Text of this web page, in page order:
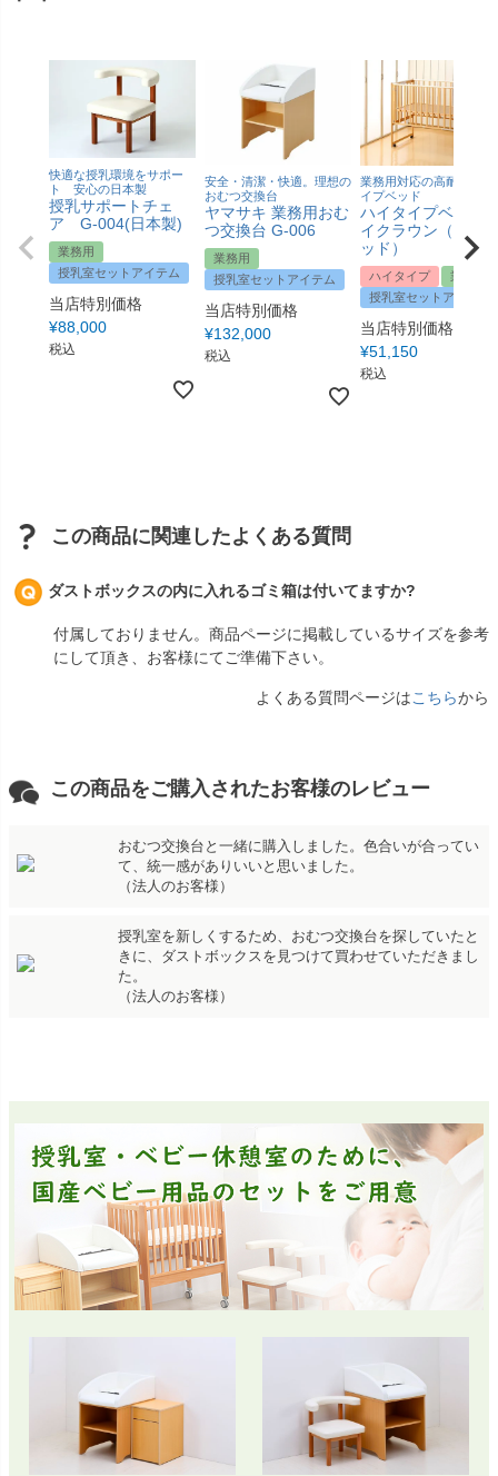
快適な授乳環境をサポー
ト 安心の日本製
授乳サポートチェ
ア G-004(日本製)
業務用
授乳室セットアイテム
当店特別価格
¥88,000
税込
安全・清潔・快適。理想の
おむつ交換台
ヤマサキ 業務用おむ
つ交換台 G-006
業務用
授乳室セットアイテム
当店特別価格
¥132,000
税込
業務用対応の高耐久ハイ
イプベッド
ハイタイプベッド
イクラウン（立ち
ッド）
ハイタイプ
業務用
授乳室セットアイテム
当店特別価格
¥51,150
税込
この商品に関連したよくある質問
ダストボックスの内に入れるゴミ箱は付いてますか?
付属しておりません。商品ページに掲載しているサイズを参考
にして頂き、お客様にてご準備下さい。
よくある質問ページはこちらから
この商品をご購入されたお客様のレビュー
おむつ交換台と一緒に購入しました。色合いが合ってい
て、統一感がありいいと思いました。
（法人のお客様）
授乳室を新しくするため、おむつ交換台を探していたと
きに、ダストボックスを見つけて買わせていただきまし
た。
（法人のお客様）